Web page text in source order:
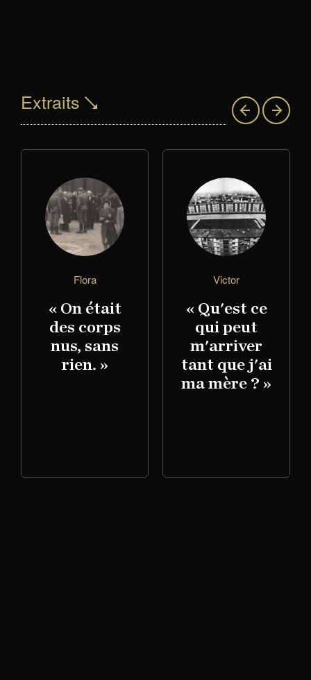
Extraits
Flora
« On était
des corps
nus, sans
rien. »
Victor
« Qu'est ce
qui peut
m'arriver
tant que j'ai
ma mère ? »